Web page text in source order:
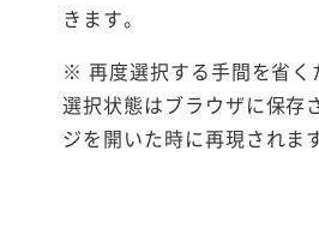
きます。
※ 再度選択する手間を省く
選択状態はブラウザに保存
ジを開いた時に再現されま